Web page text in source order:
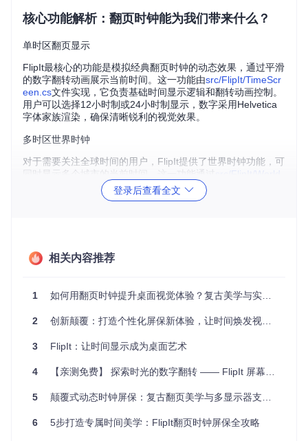
核心功能解析：翻页时钟能为我们带来什么？
单时区翻页显示
FlipIt最核心的功能是模拟经典翻页时钟的动态效果，通过平滑
的数字翻转动画展示当前时间。这一功能由src/FlipIt/TimeScr
een.cs文件实现，它负责基础时间显示逻辑和翻转动画控制。
用户可以选择12小时制或24小时制显示，数字采用Helvetica
字体家族渲染，确保清晰锐利的视觉效果。
多时区世界时钟
对于需要关注全球时间的用户，FlipIt提供了世界时钟功能，可
同时显示多个城市的当前时间。这一功能通过
src/FlipIt/World
实现，支持自定义城市列表和时区配置。系统
内置了完整的时区数据库，通过src/FlipIt/res/TimeZoneCities.
动画
图2：FlipIt世界时钟模式，同时显示多个城市的当前时间
个性化视觉配置
FlipIt提供了丰富的视觉参数调整选项，让用户可以打造属于自
己的翻页时钟风格。在src/FlipIt/FlipItSettings.cs
配置
类别
可调整参数 效果说明
时间
12/24小时制切换
适应不同地区的时间显
登录后查看全文
相关内容推荐
1 如何用翻页时钟提升桌面视觉体验？复古美学与实用功能的完美融合
2 创新颠覆：打造个性化屏保新体验，让时间焕发视觉美学
3 FlipIt：让时间显示成为桌面艺术
4 【亲测免费】 探索时光的数字翻转 —— FlipIt 屏幕保护程序
5 颠覆式动态时钟屏保：复古翻页美学与多显示器支持的完美融合
6 5步打造专属时间美学：FlipIt翻页时钟屏保全攻略